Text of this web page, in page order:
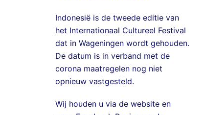
Indonesië is de tweede editie van
het Internationaal Cultureel Festival
dat in Wageningen wordt gehouden.
De datum is in verband met de
corona maatregelen nog niet
opnieuw vastgesteld.
Wij houden u via de website en